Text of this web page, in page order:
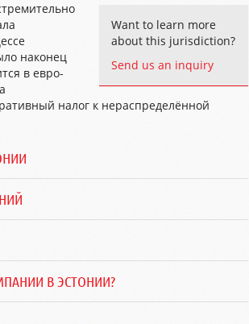
Want to learn more
about this jurisdiction?
Send us an inquiry
наконец
в евро-
налог к нераспределённой
В ЭСТОНИИ?